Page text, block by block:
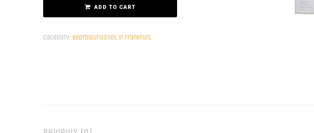
ADD TO CART
Category: Beerdigungsset in Frankfurt